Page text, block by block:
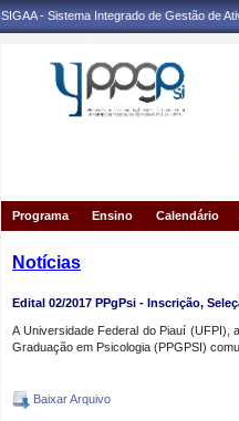
SIGAA - Sistema Integrado de Gestão de
Programa Ensino Calendário
Notícias
Edital 02/2017 PPgPsi - Inscrição,
A Universidade Federal do Piauí (UFPI),
Graduação em Psicologia (PPGPSI)
Baixar Arquivo